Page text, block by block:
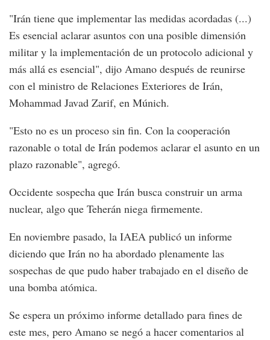
"Irán tiene que implementar las medidas acordadas (...)
Es esencial aclarar asuntos con una posible dimensión
militar y la implementación de un protocolo adicional y
más allá es esencial", dijo Amano después de reunirse
con el ministro de Relaciones Exteriores de Irán,
Mohammad Javad Zarif, en Múnich.
"Esto no es un proceso sin fin. Con la cooperación
razonable o total de Irán podemos aclarar el asunto en un
plazo razonable", agregó.
Occidente sospecha que Irán busca construir un arma
nuclear, algo que Teherán niega firmemente.
En noviembre pasado, la IAEA publicó un informe
diciendo que Irán no ha abordado plenamente las
sospechas de que pudo haber trabajado en el diseño de
una bomba atómica.
Se espera un próximo informe detallado para fines de
este mes, pero Amano se negó a hacer comentarios al